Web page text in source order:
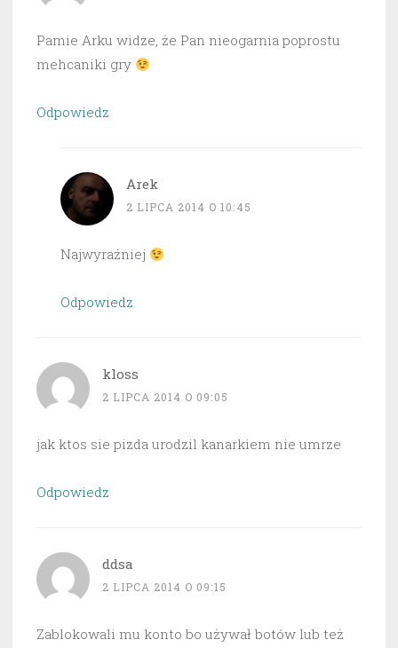
Pamie Arku widze, że Pan nieogarnia poprostu
mehcaniki gry
Odpowiedz
Arek
2 LIPCA 2014 O 10:45
Najwyraźniej
Odpowiedz
kloss
2 LIPCA 2014 O 09:05
jak ktos sie pizda urodzil kanarkiem nie umrze
Odpowiedz
ddsa
2 LIPCA 2014 O 09:15
Zablokowali mu konto bo używał botów lub też